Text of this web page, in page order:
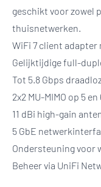
geschikt voor zowel
thuisnetwerken.
WiFi 7 client adapter
Gelijktijdige full-
Tot 5.8 Gbps
2x2 MU-MIMO op 5 en
11 dBi high-gain
5 GbE
Ondersteuning voor
Beheer via UniFi